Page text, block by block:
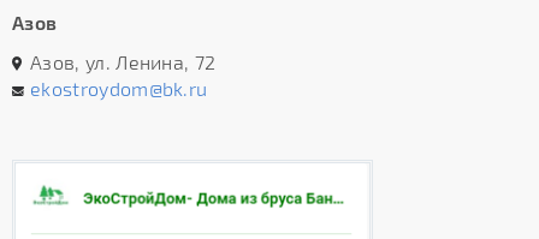
Азов
Азов, ул. Ленина, 72
ekostroydom@bk.ru